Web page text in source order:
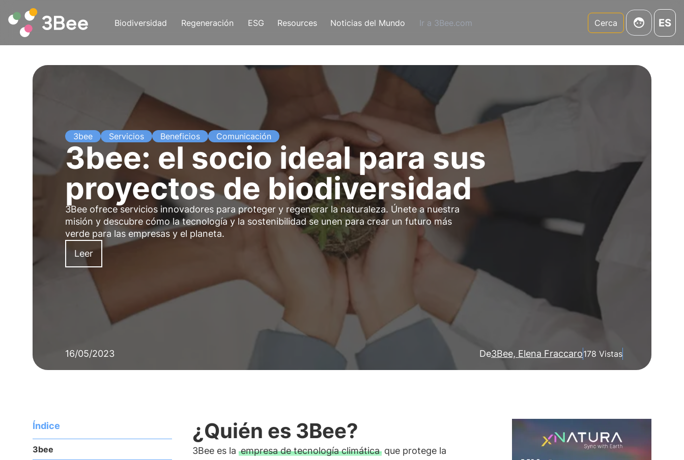
Biodiversidad Regeneración ESG Resources Noticias del Mundo Ir a 3Bee.com Cerca ES
3bee Servicios Beneficios Comunicación
3bee: el socio ideal para sus
proyectos de biodiversidad
3Bee ofrece servicios innovadores para proteger y regenerar la naturaleza. Únete a nuestra
misión y descubre cómo la tecnología y la sostenibilidad se unen para crear un futuro más
verde para las empresas y el planeta.
Leer
16/05/2023 De3Bee, Elena Fraccaro178 Vistas
Índice
3bee
¿Quién es 3Bee?
3Bee es la empresa de tecnología climáticaque protege la